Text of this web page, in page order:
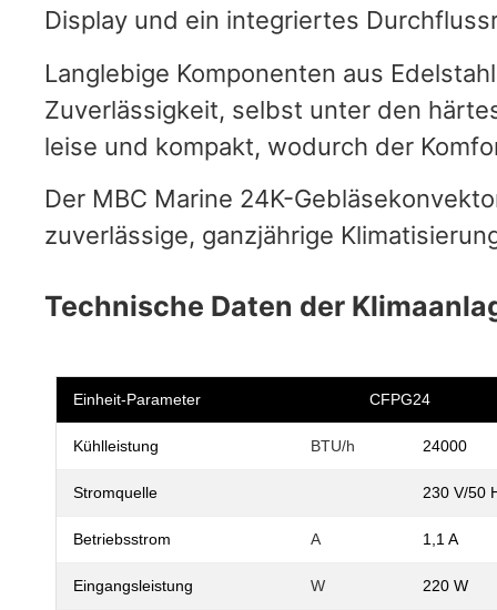
Display und ein integriertes
Langlebige Komponenten aus
Zuverlässigkeit, selbst unter den
leise und kompakt, wodurch der
Der MBC Marine 24K-
zuverlässige, ganzjährige
Technische Daten der
Einheit-Parameter CFPG24
Kühlleistung BTU/h 24000
Stromquelle 230 V/50
Betriebsstrom A 1,1 A
Eingangsleistung W 220 W